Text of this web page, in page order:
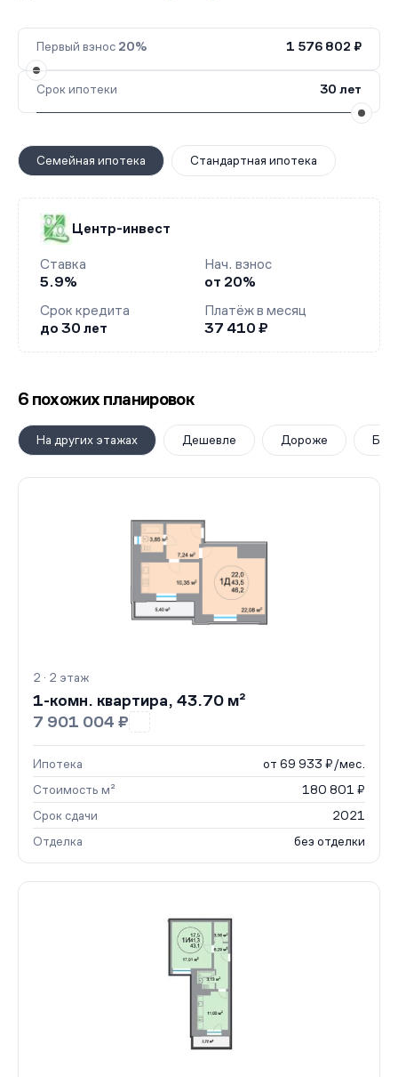
Первый взнос 20% 1 576 802 ₽
Срок ипотеки 30 лет
Семейная ипотека Стандартная ипотека
Центр-инвест
Ставка
5.9%
Нач. взнос
от 20%
Срок кредита
до 30 лет
Платёж в месяц
37 410 ₽
6 похожих планировок
На других этажах Дешевле Дороже
2 · 2 этаж
1-комн. квартира, 43.70 м²
7 901 004 ₽
Ипотека
от 69 933 ₽/мес.
Стоимость м²
180 801 ₽
Срок сдачи
2021
Отделка
без отделки